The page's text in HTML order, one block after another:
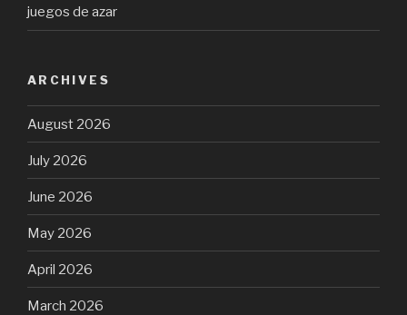
juegos de azar
ARCHIVES
August 2026
July 2026
June 2026
May 2026
April 2026
March 2026